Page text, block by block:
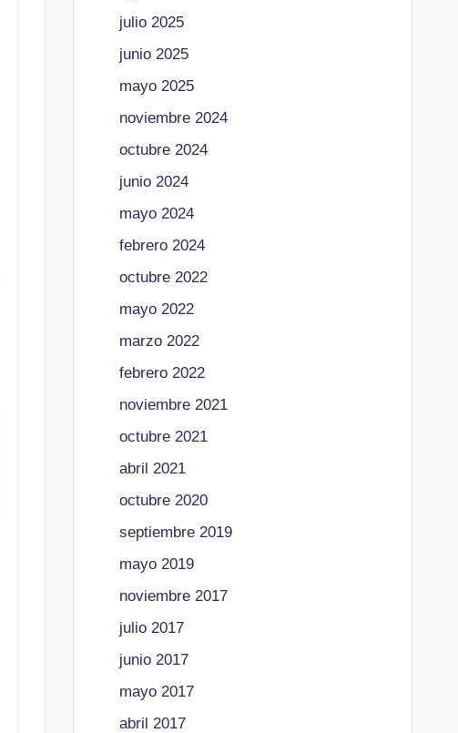
julio 2025
junio 2025
mayo 2025
noviembre 2024
octubre 2024
junio 2024
mayo 2024
febrero 2024
octubre 2022
mayo 2022
marzo 2022
febrero 2022
noviembre 2021
octubre 2021
abril 2021
octubre 2020
septiembre 2019
mayo 2019
noviembre 2017
julio 2017
junio 2017
mayo 2017
abril 2017